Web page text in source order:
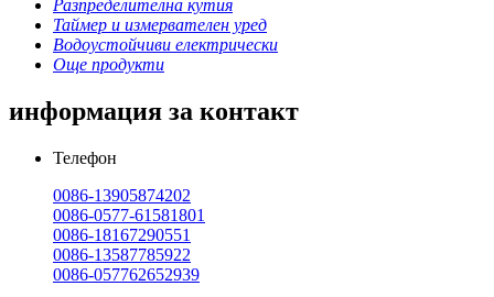
Разпределителна кутия
Таймер и измервателен уред
Водоустойчиви електрически
Още продукти
информация за контакт
Телефон
0086-13905874202
0086-0577-61581801
0086-18167290551
0086-13587785922
0086-057762652939